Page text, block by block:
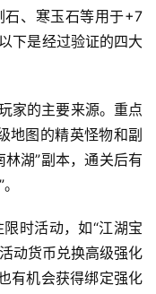
石、寒玉石等用于+7
下是经过验证的四大
家的主要来源。重点
地图的精英怪物和副
湖”副本，通关后有
限时活动，如“江湖宝
动货币兑换高级强化
有机会获得绑定强化